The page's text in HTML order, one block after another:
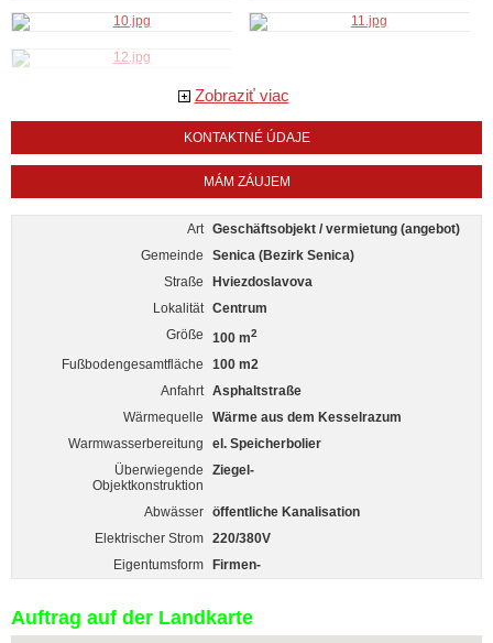
Zobraziť viac
KONTAKTNÉ ÚDAJE
MÁM ZÁUJEM
Art Geschäftsobjekt / vermietung (angebot)
Gemeinde
Senica (Bezirk Senica)
Straße
Hviezdoslavova
Lokalität Centrum
Größe
100 m2
Fußbodengesamtfläche
100 m2
Anfahrt Asphaltstraße
Wärmequelle
Wärme aus dem Kesselrazum
Warmwasserbereitung
el. Speicherbolier
Überwiegende
Objektkonstruktion
Ziegel-
Abwässer öffentliche Kanalisation
Elektrischer Strom 220/380V
Eigentumsform
Firmen-
Auftrag auf der Landkarte